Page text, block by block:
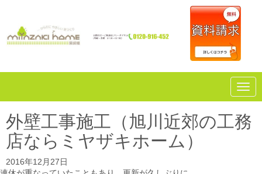
N
a
i
g
外壁工事施工（旭川近郊の工務
店ならミヤザキホーム）
2016年12月27日